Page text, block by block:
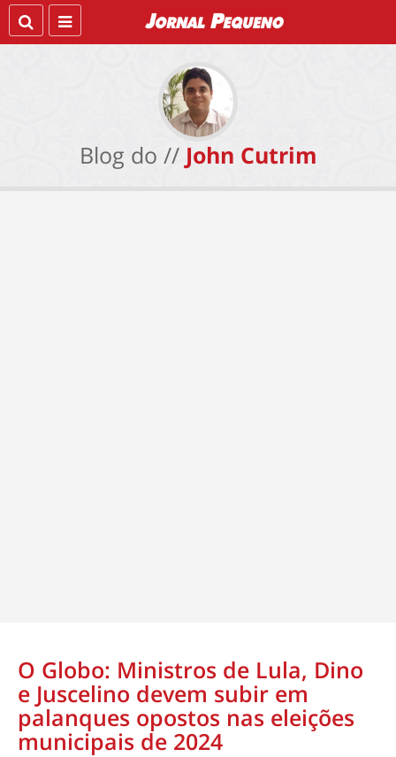
Blog do // John Cutrim
O Globo: Ministros de Lula, Dino
e Juscelino devem subir em
palanques opostos nas eleições
municipais de 2024